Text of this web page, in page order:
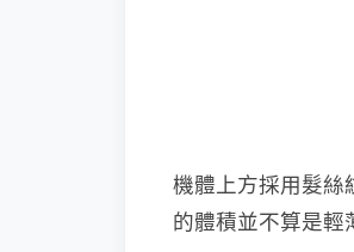
機體上方採用髮絲
的體積並不算是輕